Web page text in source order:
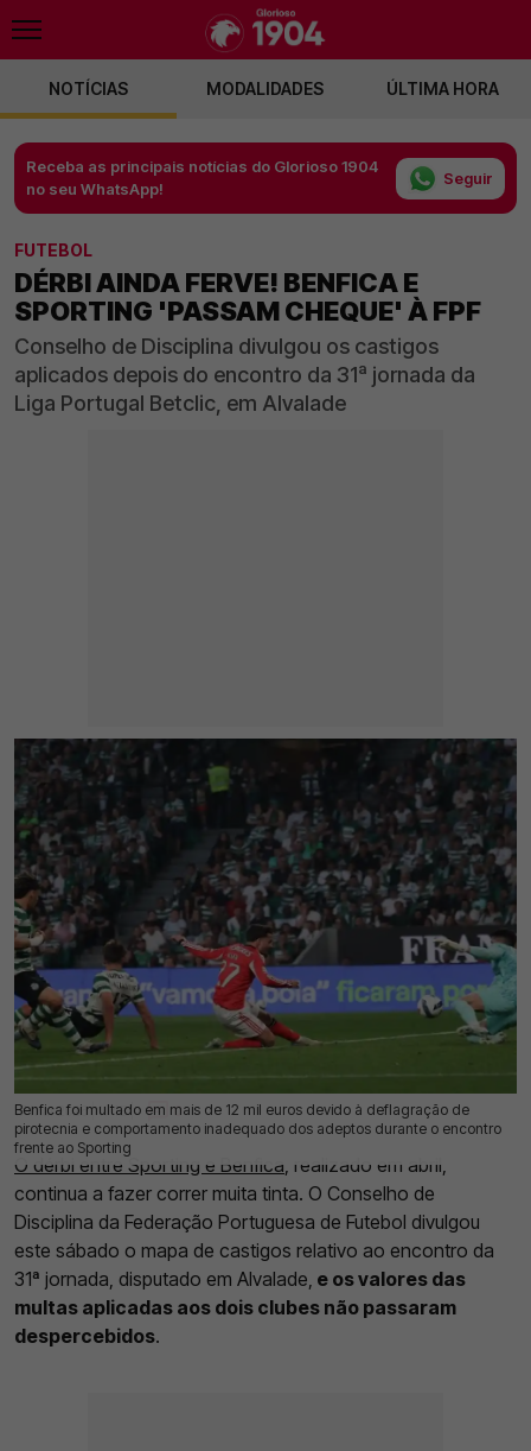
NOTÍCIAS MODALIDADES ÚLTIMA HORA
Receba as principais notícias do Glorioso 1904
no seu WhatsApp!
Seguir
FUTEBOL
DÉRBI AINDA FERVE! BENFICA E
SPORTING 'PASSAM CHEQUE' À FPF
Conselho de Disciplina divulgou os castigos
aplicados depois do encontro da 31ª jornada da
Liga Portugal Betclic, em Alvalade
Benfica foi multado em mais de 12 mil euros devido à deflagração de
pirotecnia e comportamento inadequado dos adeptos durante o encontro
frente ao Sporting
17 Mai 2026 | 11:48 | 0
O dérbi entre Sporting e Benfica, realizado em abril,
continua a fazer correr muita tinta. O Conselho de
Disciplina da Federação Portuguesa de Futebol divulgou
este sábado o mapa de castigos relativo ao encontro da
31ª jornada, disputado em Alvalade, e os valores das
multas aplicadas aos dois clubes não passaram
despercebidos.